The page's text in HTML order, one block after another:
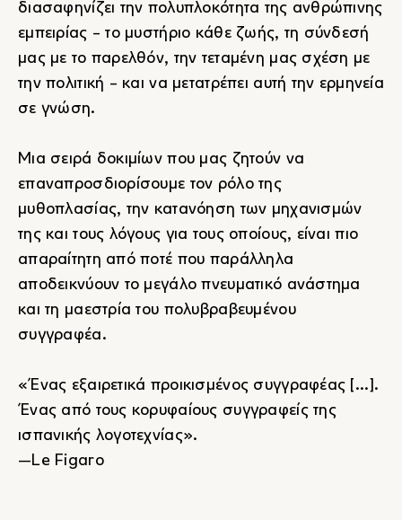
διασαφηνίζει την πολυπλοκότητα της ανθρώπινης
εμπειρίας - το μυστήριο κάθε ζωής, τη σύνδεσή
μας με το παρελθόν, την τεταμένη μας σχέση με
την πολιτική - και να μετατρέπει αυτή την ερμηνεία
σε γνώση.
Μια σειρά δοκιμίων που μας ζητούν να
επαναπροσδιορίσουμε τον ρόλο της
μυθοπλασίας, την κατανόηση των μηχανισμών
της και τους λόγους για τους οποίους, είναι πιο
απαραίτητη από ποτέ που παράλληλα
αποδεικνύουν το μεγάλο πνευματικό ανάστημα
και τη μαεστρία του πολυβραβευμένου
συγγραφέα.
«Ένας εξαιρετικά προικισμένος συγγραφέας [...].
Ένας από τους κορυφαίους συγγραφείς της
ισπανικής λογοτεχνίας».
―Le Figaro